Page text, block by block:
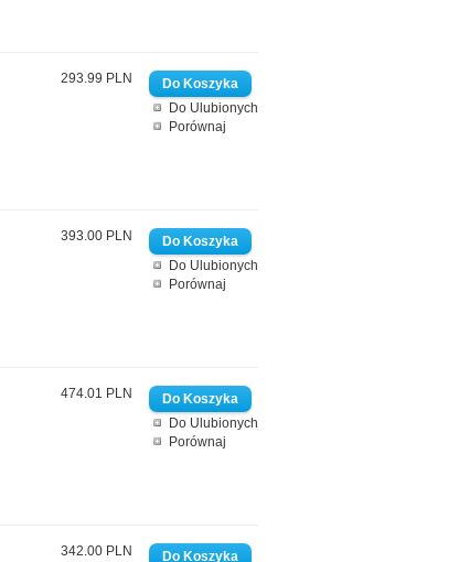
Do Ulubionych
Porównaj
293.99 PLN
Do Ulubionych
Porównaj
393.00 PLN
Do Ulubionych
Porównaj
474.01 PLN
342.00 PLN